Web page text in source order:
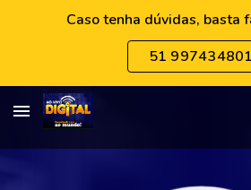
Caso tenha dúvidas, basta
51 997434801